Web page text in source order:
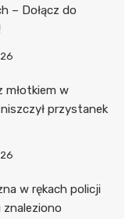
– Dołącz do
młotkiem w
przystanek
w rękach policji
znaleziono